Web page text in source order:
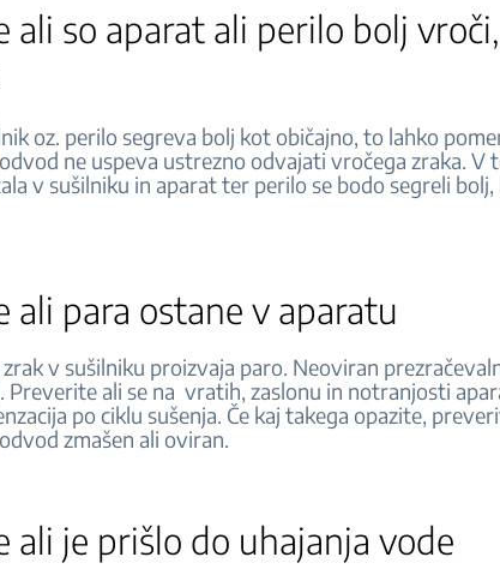
ali so aparat ali perilo bolj
oz. perilo segreva bolj kot običajno, to lahko
ne uspeva ustrezno odvajati vročega zraka. V
v sušilniku in aparat ter perilo se bodo segreli
ali para ostane v aparatu
v sušilniku proizvaja paro. Neoviran
Preverite ali se na vratih, zaslonu in notranjosti
po ciklu sušenja. Če kaj takega opazite,
zmašen ali oviran.
ali je prišlo do uhajanja vode